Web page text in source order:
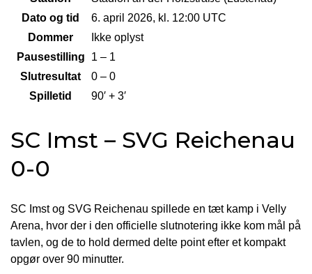
Dato og tid
6. april 2026, kl. 12:00 UTC
Dommer
Ikke oplyst
Pausestilling
1 – 1
Slutresultat
0 – 0
Spilletid
90′ + 3′
SC Imst – SVG Reichenau
0-0
SC Imst og SVG Reichenau spillede en tæt kamp i Velly
Arena, hvor der i den officielle slutnotering ikke kom mål på
tavlen, og de to hold dermed delte point efter et kompakt
opgør over 90 minutter.